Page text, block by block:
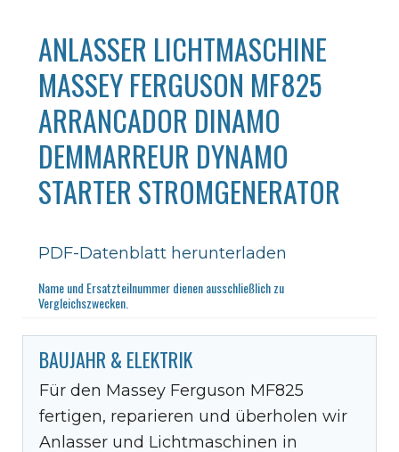
ANLASSER LICHTMASCHINE
MASSEY FERGUSON MF825
ARRANCADOR DINAMO
DEMMARREUR DYNAMO
STARTER STROMGENERATOR
PDF-Datenblatt herunterladen
Name und Ersatzteilnummer dienen ausschließlich zu
Vergleichszwecken.
BAUJAHR & ELEKTRIK
Für den Massey Ferguson MF825
fertigen, reparieren und überholen wir
Anlasser und Lichtmaschinen in